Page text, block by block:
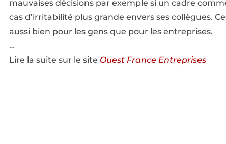
mauvaises décisions par exemple si un cadre
cas d’irritabilité plus grande envers ses collègues.
aussi bien pour les gens que pour les entreprises.
…
Lire la suite sur le site Ouest France Entreprises